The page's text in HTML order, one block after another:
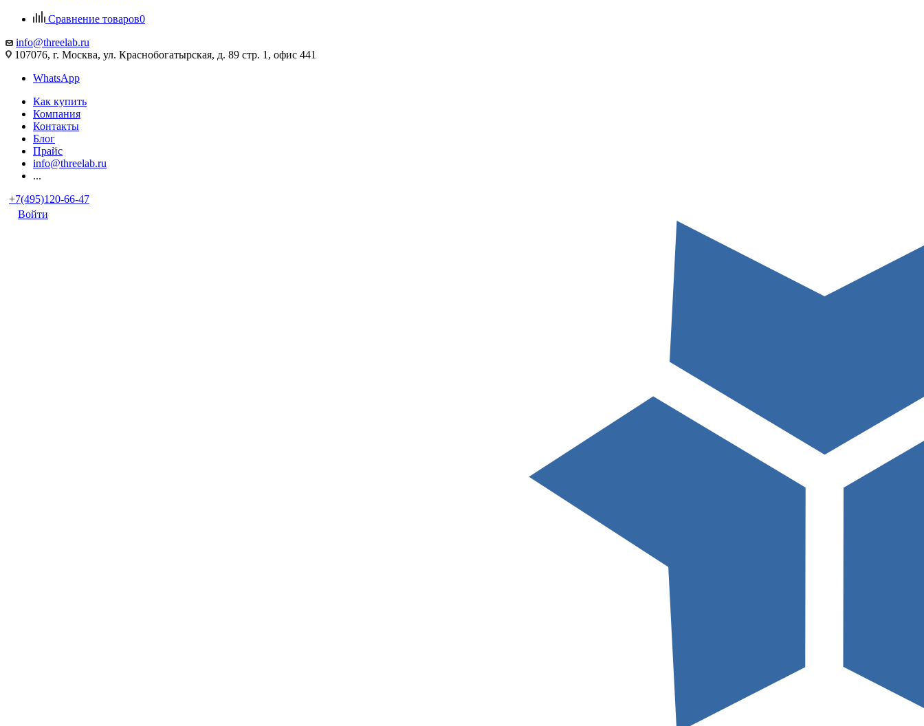
Сравнение товаров0
info@threelab.ru
107076, г. Москва, ул. Краснобогатырская, д. 89 стр. 1, офис 441
WhatsApp
Как купить
Компания
Контакты
Блог
Прайс
info@threelab.ru
...
+7(495)120-66-47
Войти